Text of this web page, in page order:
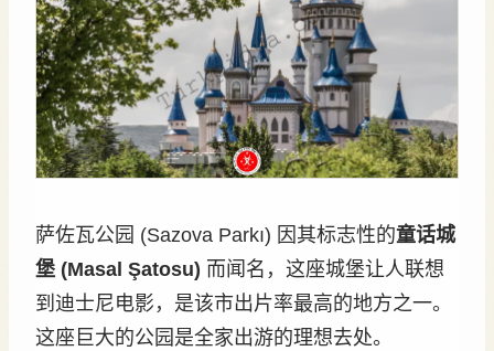
萨佐瓦公园 (Sazova Parkı) 因其标志性的童话城
堡 (Masal Şatosu) 而闻名，这座城堡让人联想
到迪士尼电影，是该市出片率最高的地方之一。
这座巨大的公园是全家出游的理想去处。